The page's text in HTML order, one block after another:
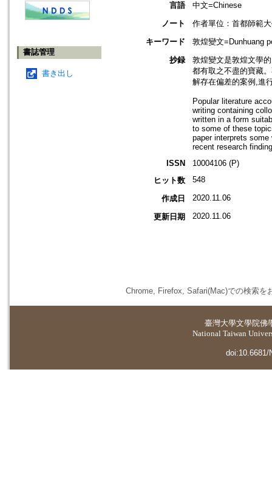
書誌管理
書き出し
言語
中文=Chinese
ノート
作者單位：首都師範
キーワード
敦煌變文=Dunhuang
抄録
敦煌變文是敦煌文學
都有取之不盡的寶藏
解存在偏差的案例,進
Popular literature
writing containing
written in a form
to some of these
paper interprets
recent research
ISSN
10004106 (P)
ヒット数
548
作成日 2020.11.06
更新日期 2020.11.06
Chrome, Firefox, Safari(Mac)での検索を
臺灣大學文學院佛
National Taiwan
doi:10.6681/